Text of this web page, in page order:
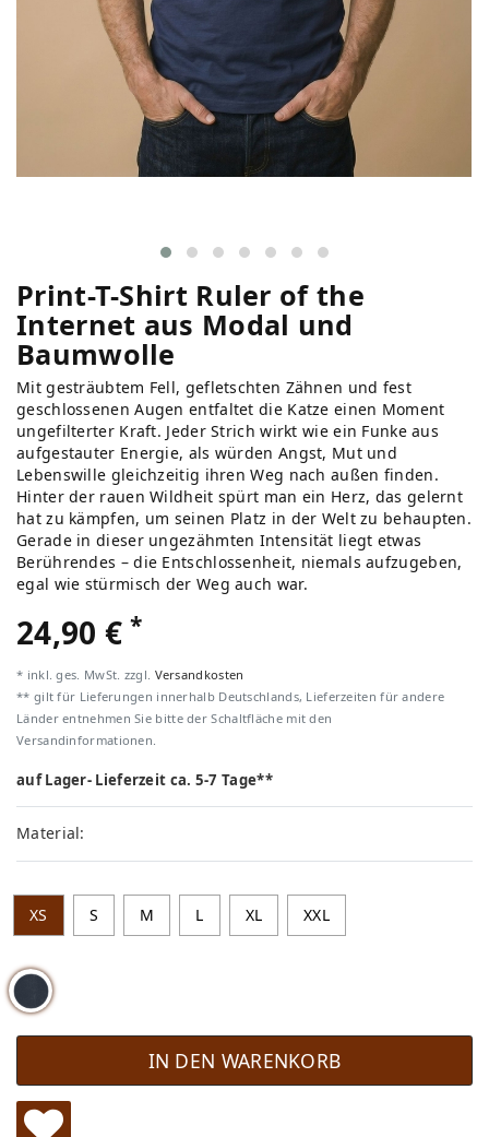
Print-T-Shirt Ruler of the
Internet aus Modal und
Baumwolle
Mit gesträubtem Fell, gefletschten Zähnen und fest
geschlossenen Augen entfaltet die Katze einen Moment
ungefilterter Kraft. Jeder Strich wirkt wie ein Funke aus
aufgestauter Energie, als würden Angst, Mut und
Lebenswille gleichzeitig ihren Weg nach außen finden.
Hinter der rauen Wildheit spürt man ein Herz, das gelernt
hat zu kämpfen, um seinen Platz in der Welt zu behaupten.
Gerade in dieser ungezähmten Intensität liegt etwas
Berührendes – die Entschlossenheit, niemals aufzugeben,
egal wie stürmisch der Weg auch war.
24,90 €*
* inkl. ges. MwSt. zzgl. Versandkosten
** gilt für Lieferungen innerhalb Deutschlands, Lieferzeiten für andere
Länder entnehmen Sie bitte der Schaltfläche mit den
Versandinformationen.
auf Lager- Lieferzeit ca. 5-7 Tage**
Material:
XS S M L XL XXL
IN DEN WARENKORB